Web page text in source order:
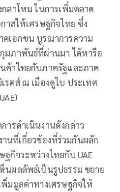
ลาโหม ในการเพิ่มตลาด
าสให้เศรษฐกิจไทย ซึ่ง
เอกชน บูรณาการความ
มภาพันธ์ที่ผ่านมา ได้หารือ
ค้าไทยกับภาครัฐและภาค
รตส์ ณ เมืองดูไบ ประเทศ
ารดำเนินงานดังกล่าว
ที่เกี่ยวข้องที่ร่วมกันผลัก
กิจระหว่างไทยกับ UAE
นผลลัพธ์เป็นรูปธรรม ขยาย
มมูลค่าทางเศรษฐกิจให้